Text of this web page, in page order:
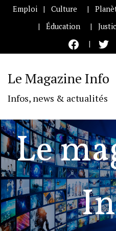
Emploi Culture
Éducation
Le Magazine Info
Infos, news & actualités
Le